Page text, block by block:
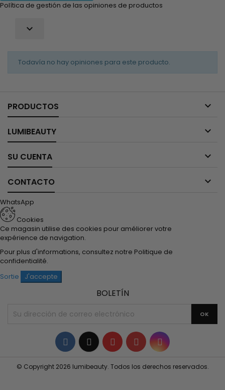
Política de gestión de las opiniones de productos

Todavía no hay opiniones para este producto.
PRODUCTOS 
LUMIBEAUTY 
SU CUENTA 
CONTACTO 
WhatsApp
Cookies
Ce magasin utilise des cookies pour améliorer votre
expérience de navigation.
Pour plus d'informations, consultez notre Politique de
confidentialité.
Sortie
J'accepte
BOLETÍN
Facebook
TwitterYouTubePinterestInstagram
© Copyright 2026 lumibeauty. Todos los derechos reservados.